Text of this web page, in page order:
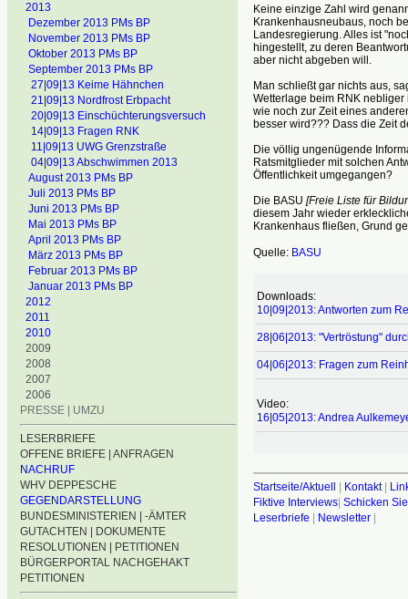
2013
Dezember 2013 PMs BP
November 2013 PMs BP
Oktober 2013 PMs BP
September 2013 PMs BP
27|09|13 Keime Hähnchen
21|09|13 Nordfrost Erbpacht
20|09|13 Einschüchterungsversuch
14|09|13 Fragen RNK
11|09|13 UWG Grenzstraße
04|09|13 Abschwimmen 2013
August 2013 PMs BP
Juli 2013 PMs BP
Juni 2013 PMs BP
Mai 2013 PMs BP
April 2013 PMs BP
März 2013 PMs BP
Februar 2013 PMs BP
Januar 2013 PMs BP
2012
2011
2010
2009
2008
2007
2006
PRESSE | UMZU
LESERBRIEFE
OFFENE BRIEFE | ANFRAGEN
NACHRUF
WHV DEPPESCHE
GEGENDARSTELLUNG
BUNDESMINISTERIEN | -ÄMTER
GUTACHTEN | DOKUMENTE
RESOLUTIONEN | PETITIONEN
BÜRGERPORTAL NACHGEHAKT
PETITIONEN
Keine einzige Zahl wird
Krankenhausneubaus, noch
Landesregierung. Alles ist
hingestellt, zu deren
aber nicht abgeben will.
Man schließt gar nichts aus,
Wetterlage beim RNK
wie noch zur Zeit eines
besser wird??? Dass die Zeit
Die völlig ungenügende
Ratsmitglieder mit solchen
Öffentlichkeit umgegangen?
Die BASU [Freie Liste für
diesem Jahr wieder
Krankenhaus fließen, Grund
Quelle: BASU
Downloads:
10|09|2013: Antworten zum
28|06|2013: "Vertröstung"
04|06|2013: Fragen zum
Video:
16|05|2013: Andrea
Startseite/Aktuell | Kontakt|
Fiktive Interviews| Schicken
Leserbriefe | Newsletter|